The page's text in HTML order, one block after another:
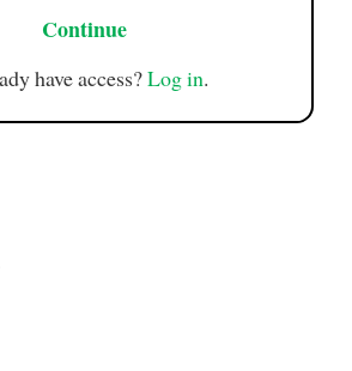
Continue
have access?Log in.